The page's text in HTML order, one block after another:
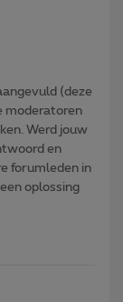
(deze
moderatoren
Werd jouw
en
forumleden in
oplossing